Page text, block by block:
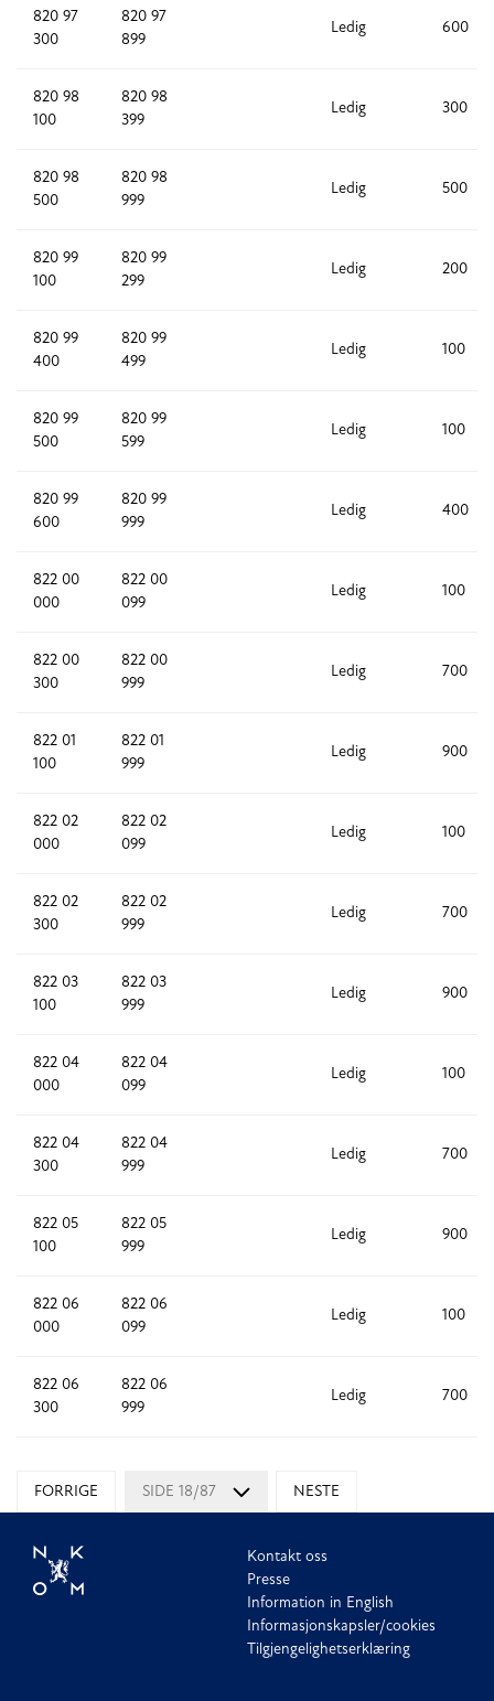
820 97
300
820 97
899
Ledig 600
820 98
100
820 98
399
Ledig 300
820 98
500
820 98
999
Ledig 500
820 99
100
820 99
299
Ledig 200
820 99
400
820 99
499
Ledig 100
820 99
500
820 99
599
Ledig 100
820 99
600
820 99
999
Ledig 400
822 00
000
822 00
099
Ledig 100
822 00
300
822 00
999
Ledig 700
822 01
100
822 01
999
Ledig 900
822 02
000
822 02
099
Ledig 100
822 02
300
822 02
999
Ledig 700
822 03
100
822 03
999
Ledig 900
822 04
000
822 04
099
Ledig 100
822 04
300
822 04
999
Ledig 700
822 05
100
822 05
999
Ledig 900
822 06
000
822 06
099
Ledig 100
822 06
300
822 06
999
Ledig 700
FORRIGE SIDE 18/87 NESTE
Kontakt oss
Presse
Information in English
Informasjonskapsler/cookies
Tilgjengelighetserklæring